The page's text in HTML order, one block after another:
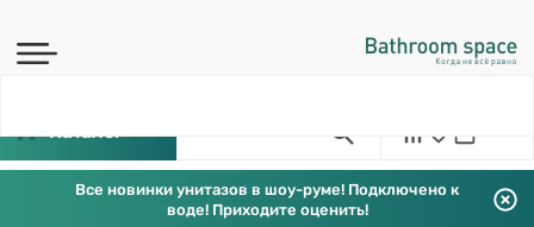
Каталог
Все новинки унитазов в шоу-руме! Подключено к
воде! Приходите оценить!